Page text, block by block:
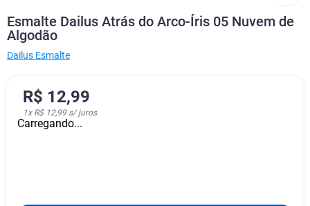
Esmalte Dailus Atrás do Arco-Íris 05 Nuvem de
Algodão
Dailus Esmalte
R$ 12,99
1x R$ 12,99s/ juros
Carregando...